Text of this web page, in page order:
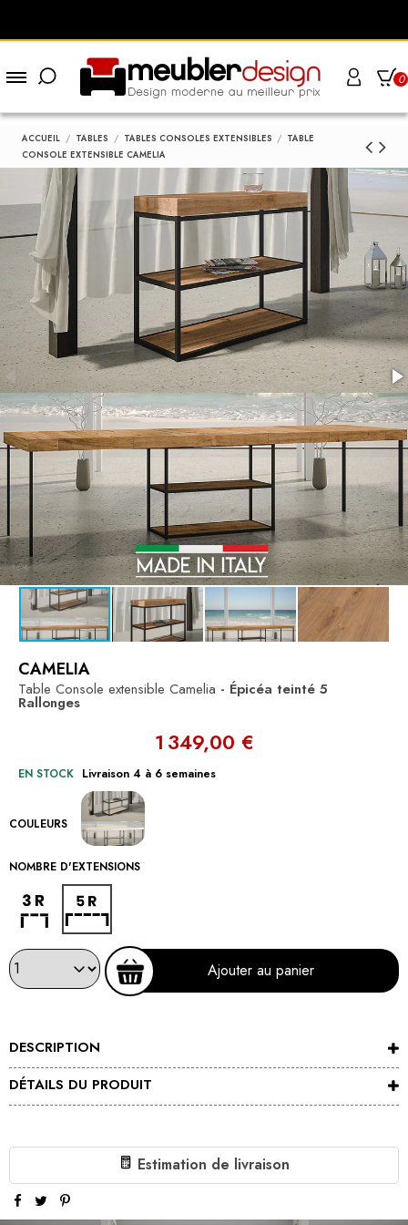
0
ACCUEIL TABLES TABLES CONSOLES EXTENSIBLES
TABLE
CONSOLE EXTENSIBLE CAMELIA
CAMELIA
Table Console extensible Camelia - Épicéa teinté 5
Rallonges
1 349,00 €
EN STOCK Livraison 4 à 6 semaines
COULEURS
NOMBRE D'EXTENSIONS
3 Rallonges5 Rallonges
Ajouter au panier
DESCRIPTION
DÉTAILS DU PRODUIT
Estimation de livraison